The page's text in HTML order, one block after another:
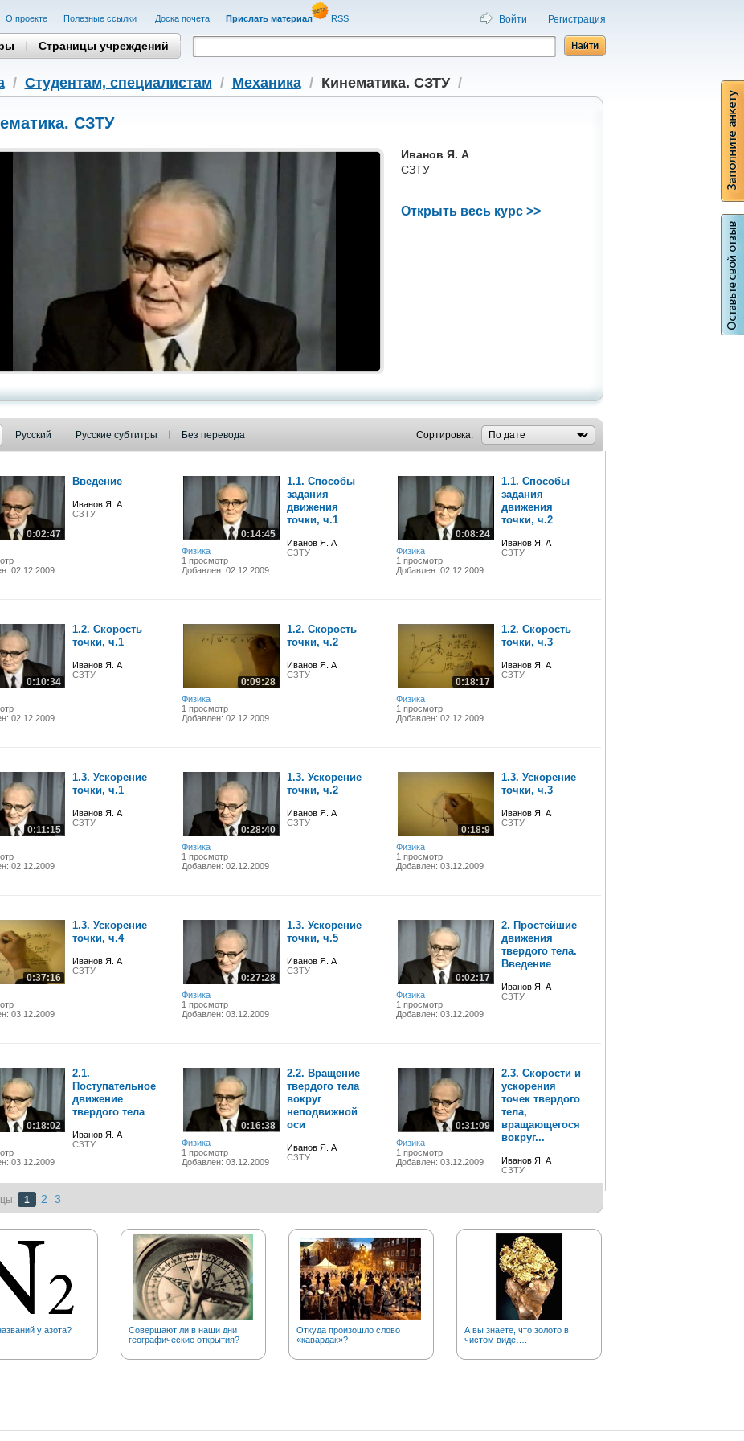
О проекте Полезные cсылки Доска почета Прислать материал RSS Войти Регистрация
Страницы учреждений
/ Студентам, cпециалистам / Механика/ Кинематика. СЗТУ/
СЗТУ
Иванов Я. А
СЗТУ
Открыть весь курс >>
Русский Русские субтитры Без перевода Сортировка:
0:02:47
02.12.2009
Введение
Иванов Я. А
СЗТУ
0:14:45
Физика
1 просмотр
Добавлен: 02.12.2009
1.1. Способы
задания
движения
точки, ч.1
Иванов Я. А
СЗТУ
0:08:24
Физика
1 просмотр
Добавлен: 02.12.2009
1.1. Способы
задания
движения
точки, ч.2
Иванов Я. А
СЗТУ
0:10:34
02.12.2009
1.2. Скорость
точки, ч.1
Иванов Я. А
СЗТУ
0:09:28
Физика
1 просмотр
Добавлен: 02.12.2009
1.2. Скорость
точки, ч.2
Иванов Я. А
СЗТУ
0:18:17
Физика
1 просмотр
Добавлен: 02.12.2009
1.2. Скорость
точки, ч.3
Иванов Я. А
СЗТУ
0:11:15
02.12.2009
1.3. Ускорение
точки, ч.1
Иванов Я. А
СЗТУ
0:28:40
Физика
1 просмотр
Добавлен: 02.12.2009
1.3. Ускорение
точки, ч.2
Иванов Я. А
СЗТУ
0:18:9
Физика
1 просмотр
Добавлен: 03.12.2009
1.3. Ускорение
точки, ч.3
Иванов Я. А
СЗТУ
0:37:16
03.12.2009
1.3. Ускорение
точки, ч.4
Иванов Я. А
СЗТУ
0:27:28
Физика
1 просмотр
Добавлен: 03.12.2009
1.3. Ускорение
точки, ч.5
Иванов Я. А
СЗТУ
0:02:17
Физика
1 просмотр
Добавлен: 03.12.2009
2. Простейшие
движения
твердого тела.
Введение
Иванов Я. А
СЗТУ
0:18:02
03.12.2009
2.1.
Поступательное
движение
твердого тела
Иванов Я. А
СЗТУ
0:16:38
Физика
1 просмотр
Добавлен: 03.12.2009
2.2. Вращение
твердого тела
вокруг
неподвижной
оси
Иванов Я. А
СЗТУ
0:31:09
Физика
1 просмотр
Добавлен: 03.12.2009
2.3. Скорости и
ускорения
точек твердого
тела,
вращающегося
вокруг...
Иванов Я. А
СЗТУ
1 2 3
у азота?
Совершают ли в наши дни
географические открытия?
Откуда произошло слово
«кавардак»?
А вы знаете, что золото в
чистом виде….